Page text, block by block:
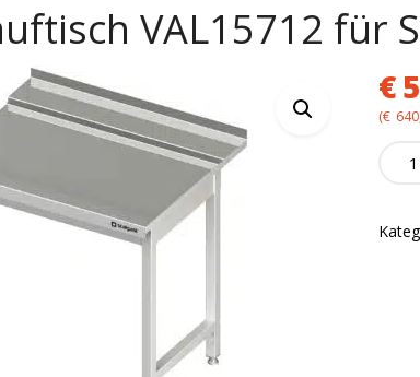
VAL15712 für
€
(€